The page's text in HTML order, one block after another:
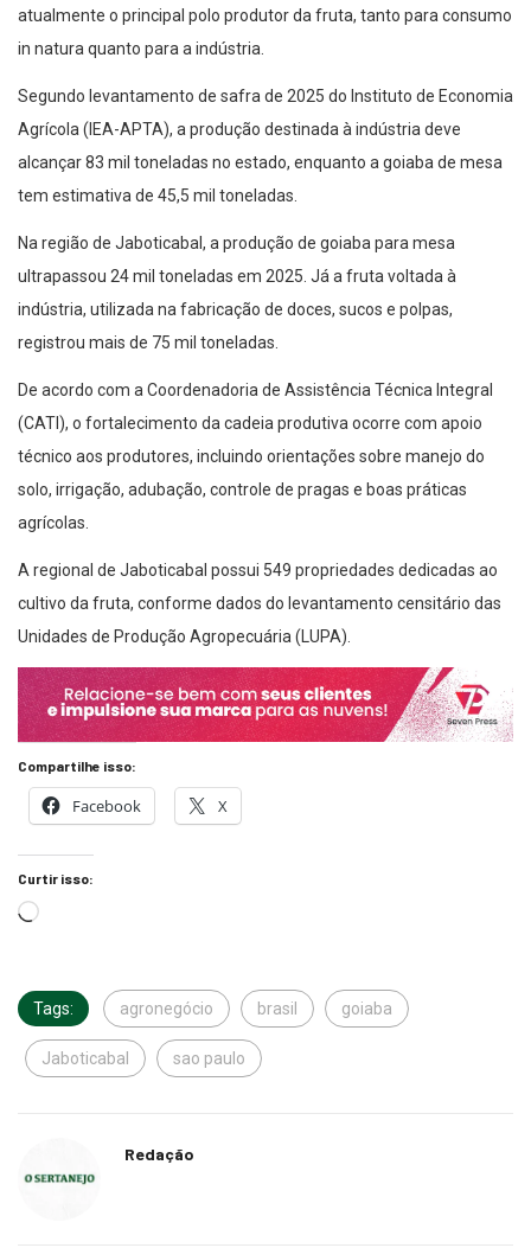
atualmente o principal polo produtor da fruta, tanto para consumo
in natura quanto para a indústria.
Segundo levantamento de safra de 2025 do Instituto de Economia
Agrícola (IEA-APTA), a produção destinada à indústria deve
alcançar 83 mil toneladas no estado, enquanto a goiaba de mesa
tem estimativa de 45,5 mil toneladas.
Na região de Jaboticabal, a produção de goiaba para mesa
ultrapassou 24 mil toneladas em 2025. Já a fruta voltada à
indústria, utilizada na fabricação de doces, sucos e polpas,
registrou mais de 75 mil toneladas.
De acordo com a Coordenadoria de Assistência Técnica Integral
(CATI), o fortalecimento da cadeia produtiva ocorre com apoio
técnico aos produtores, incluindo orientações sobre manejo do
solo, irrigação, adubação, controle de pragas e boas práticas
agrícolas.
A regional de Jaboticabal possui 549 propriedades dedicadas ao
cultivo da fruta, conforme dados do levantamento censitário das
Unidades de Produção Agropecuária (LUPA).
Compartilhe isso:
Facebook X
Curtir isso:
Tags: agronegócio brasil goiaba
Jaboticabal sao paulo
Redação